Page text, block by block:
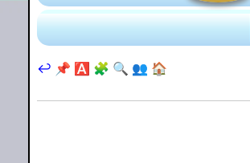
🏠
👥
🔍
🧩
🅰️
📌
↩️